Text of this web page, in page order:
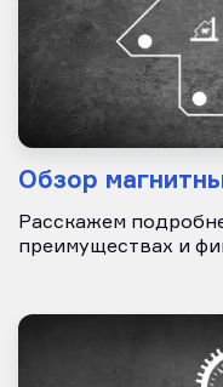
Обзор
Расскажем
преимуществах и